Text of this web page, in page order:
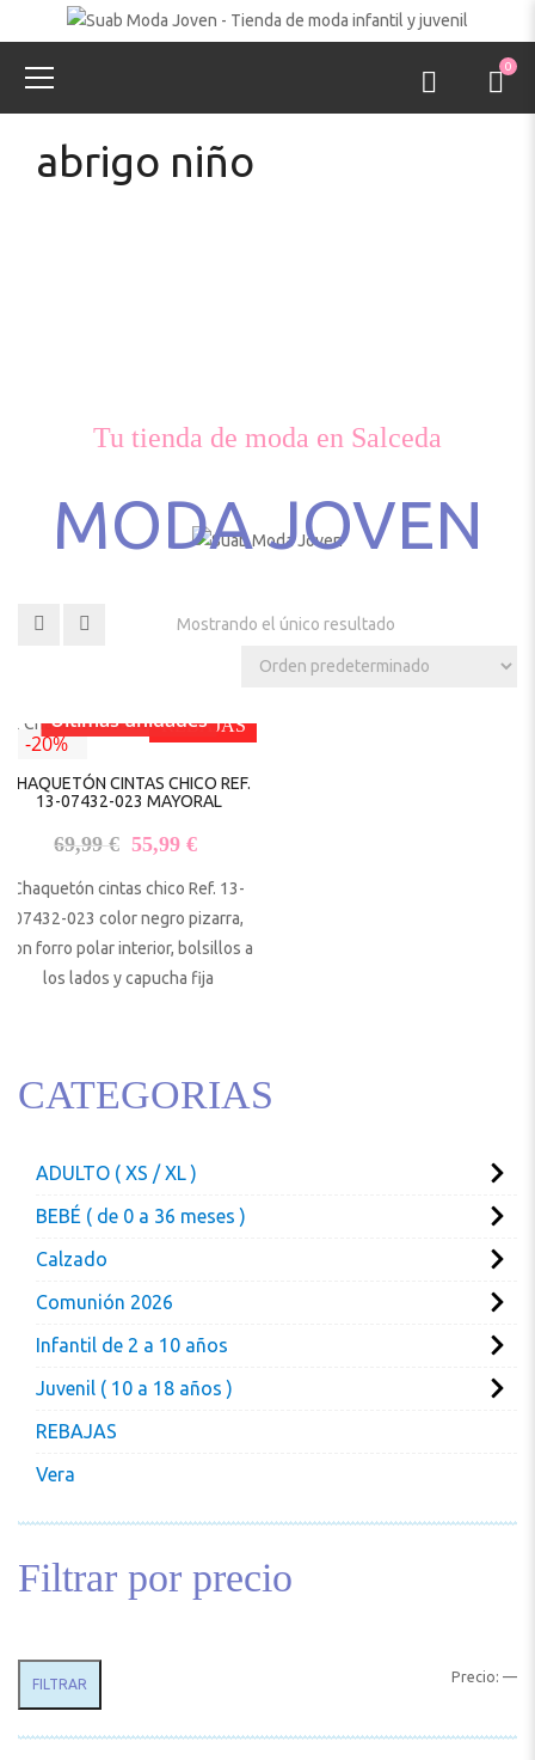
0
abrigo niño
Tu tienda de moda en Salceda
MODA JOVEN
Mostrando el único resultado
REBAJAS
-20%
Últimas unidades
CHAQUETÓN CINTAS CHICO REF.
13-07432-023 MAYORAL
69,99€ El precio original era: 69,99 €.
55,99€
Chaquetón cintas chico Ref. 13-
07432-023 color negro pizarra,
con forro polar interior, bolsillos a
los lados y capucha fija
CATEGORIAS
ADULTO ( XS / XL )
BEBÉ ( de 0 a 36 meses )
Calzado
Comunión 2026
Infantil de 2 a 10 años
Juvenil ( 10 a 18 años )
REBAJAS
Vera
Filtrar por precio
FILTRAR Precio: —